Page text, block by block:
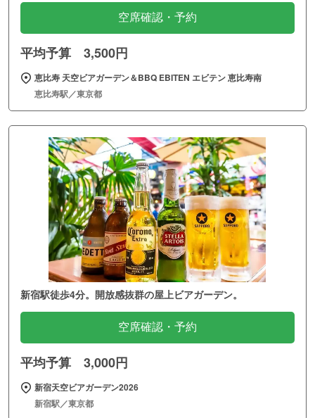
空席確認・予約
平均予算 3,500円
恵比寿 天空ビアガーデン＆BBQ EBITEN エビテン 恵比寿南
恵比寿駅／東京都
新宿駅徒歩4分。開放感抜群の屋上ビアガーデン。
空席確認・予約
平均予算 3,000円
新宿天空ビアガーデン2026
新宿駅／東京都